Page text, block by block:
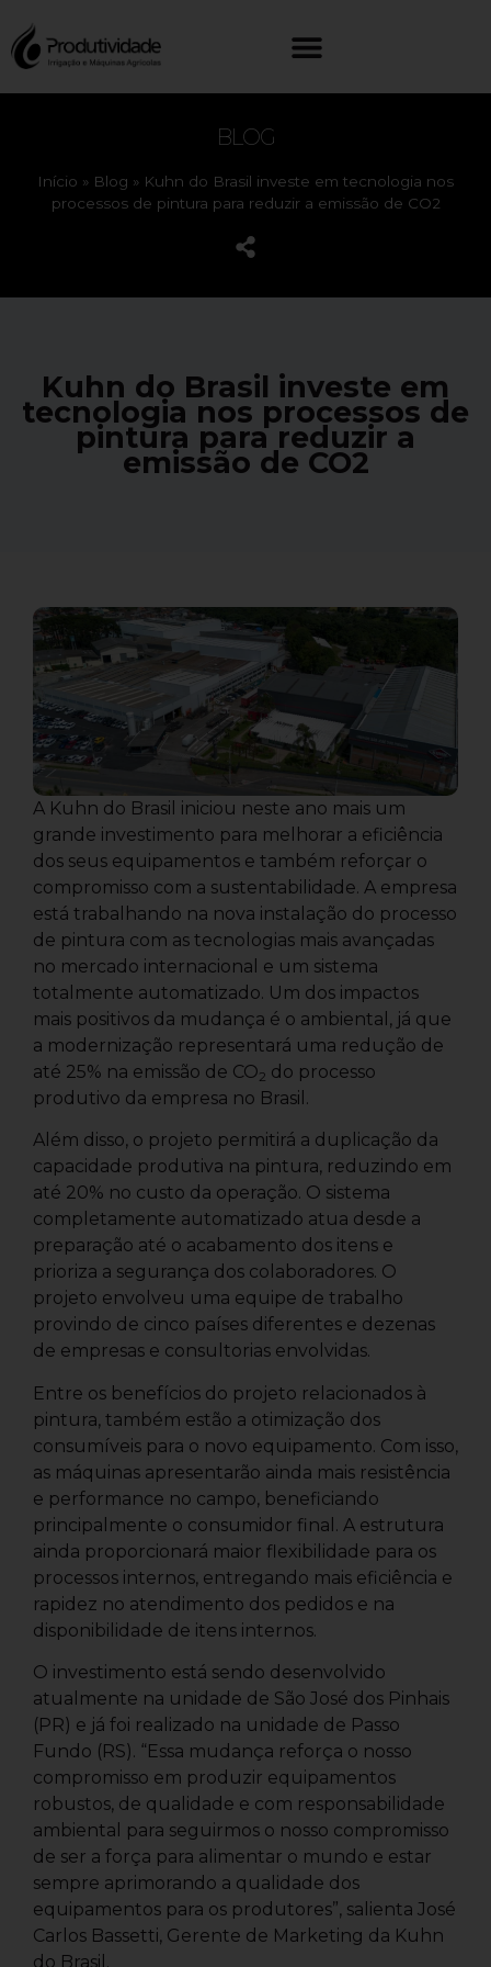
BLOG
Início » Blog » Kuhn do Brasil investe em tecnologia nos
processos de pintura para reduzir a emissão de CO2
Kuhn do Brasil investe em
tecnologia nos processos de
pintura para reduzir a
emissão de CO2
A Kuhn do Brasil iniciou neste ano mais um
grande investimento para melhorar a eficiência
dos seus equipamentos e também reforçar o
compromisso com a sustentabilidade. A empresa
está trabalhando na nova instalação do processo
de pintura com as tecnologias mais avançadas
no mercado internacional e um sistema
totalmente automatizado. Um dos impactos
mais positivos da mudança é o ambiental, já que
a modernização representará uma redução de
até 25% na emissão de CO2 do processo
produtivo da empresa no Brasil.
Além disso, o projeto permitirá a duplicação da
capacidade produtiva na pintura, reduzindo em
até 20% no custo da operação. O sistema
completamente automatizado atua desde a
preparação até o acabamento dos itens e
prioriza a segurança dos colaboradores. O
projeto envolveu uma equipe de trabalho
provindo de cinco países diferentes e dezenas
de empresas e consultorias envolvidas.
Entre os benefícios do projeto relacionados à
pintura, também estão a otimização dos
consumíveis para o novo equipamento. Com isso,
as máquinas apresentarão ainda mais resistência
e performance no campo, beneficiando
principalmente o consumidor final. A estrutura
ainda proporcionará maior flexibilidade para os
processos internos, entregando mais eficiência e
rapidez no atendimento dos pedidos e na
disponibilidade de itens internos.
O investimento está sendo desenvolvido
atualmente na unidade de São José dos Pinhais
(PR) e já foi realizado na unidade de Passo
Fundo (RS). “Essa mudança reforça o nosso
compromisso em produzir equipamentos
robustos, de qualidade e com responsabilidade
ambiental para seguirmos o nosso compromisso
de ser a força para alimentar o mundo e estar
sempre aprimorando a qualidade dos
equipamentos para os produtores”, salienta José
Carlos Bassetti, Gerente de Marketing da Kuhn
do Brasil.